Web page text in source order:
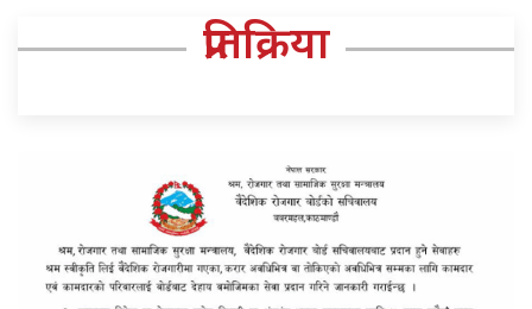
प्रतिक्रिया